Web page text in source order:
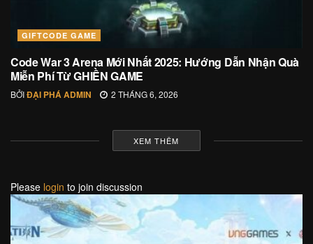
GIFTCODE GAME
Code War 3 Arena Mới Nhất 2025: Hướng Dẫn Nhận Quà
Miễn Phí Từ GHIỀN GAME
BỞIĐẠI PHÁ ADMIN 2 THÁNG 6, 2026
XEM THÊM
Please login to join discussion